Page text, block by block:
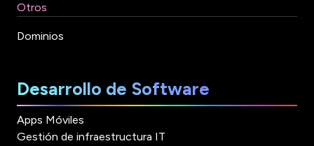
Otros
Dominios
Desarrollo de Software
Apps Móviles
Gestión de infraestructura IT